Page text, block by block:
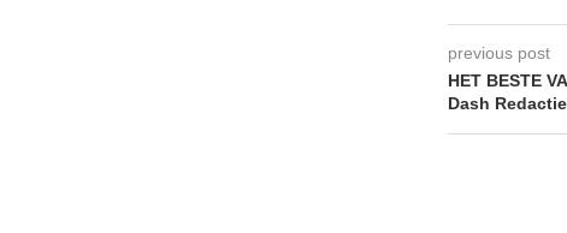
previous post
HET BESTE
Dash